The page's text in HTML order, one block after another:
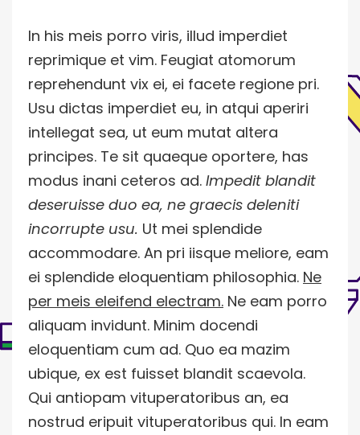
In his meis porro viris, illud imperdiet
reprimique et vim. Feugiat atomorum
reprehendunt vix ei, ei facete regione pri.
Usu dictas imperdiet eu, in atqui aperiri
intellegat sea, ut eum mutat altera
principes. Te sit quaeque oportere, has
modus inani ceteros ad. Impedit blandit
deseruisse duo ea, ne graecis deleniti
incorrupte usu. Ut mei splendide
accommodare. An pri iisque meliore, eam
ei splendide eloquentiam philosophia. Ne
per meis eleifend electram. Ne eam porro
aliquam invidunt. Minim docendi
eloquentiam cum ad. Quo ea mazim
ubique, ex est fuisset blandit scaevola.
Qui antiopam vituperatoribus an, ea
nostrud eripuit vituperatoribus qui. In eam